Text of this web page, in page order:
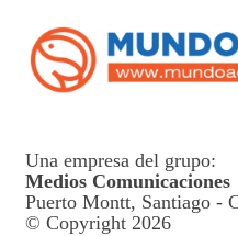
Una empresa del grupo:
Medios Comunicaciones
Puerto Montt, Santiago -
© Copyright 2026